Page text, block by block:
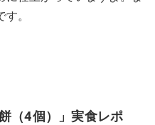
。
（4個）」実食レポ